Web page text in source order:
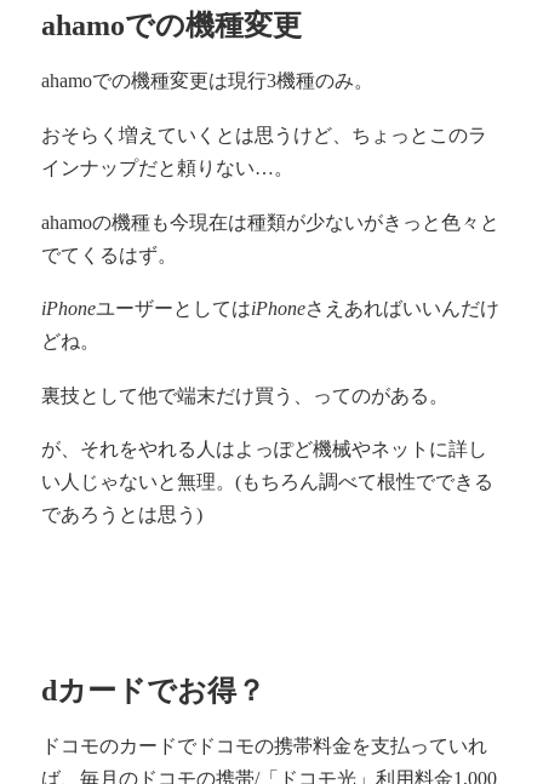
ahamoでの機種変更
ahamoでの機種変更は現行3機種のみ。
おそらく増えていくとは思うけど、ちょっとこのラ
インナップだと頼りない…。
ahamoの機種も今現在は種類が少ないがきっと色々と
でてくるはず。
iPhoneユーザーとしてはiPhoneさえあればいいんだけ
どね。
裏技として他で端末だけ買う、ってのがある。
が、それをやれる人はよっぽど機械やネットに詳し
い人じゃないと無理。(もちろん調べて根性でできる
であろうとは思う)
dカードでお得？
ドコモのカードでドコモの携帯料金を支払っていれ
ば、毎月のドコモの携帯/「ドコモ光」利用料金1,000